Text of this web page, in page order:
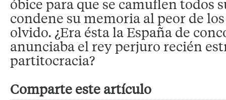
óbice para que se camuflen todos
condene su memoria al peor de
olvido. ¿Era ésta la España de
anunciaba el rey perjuro recién
partitocracia?
Comparte este artículo